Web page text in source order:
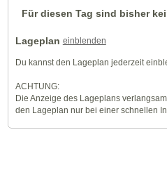
Für diesen Tag sind bisher
Lageplan einblenden
Du kannst den Lageplan jederzeit
ACHTUNG:
Die Anzeige des Lageplans
den Lageplan nur bei einer schnellen